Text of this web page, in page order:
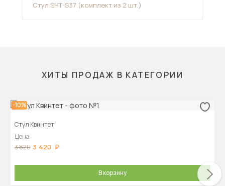
Стул SHT-S37 (комплект из 2 шт.)
ХИТЫ ПРОДАЖ В КАТЕГОРИИ
-10%
Стул Квинтет
Цена
3 820 3 420
В корзину